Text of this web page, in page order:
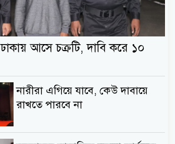
আসে চক্রটি, দাবি করে ১০
নারীরা এগিয়ে যাবে, কেউ দাবায়ে
রাখতে পারবে না